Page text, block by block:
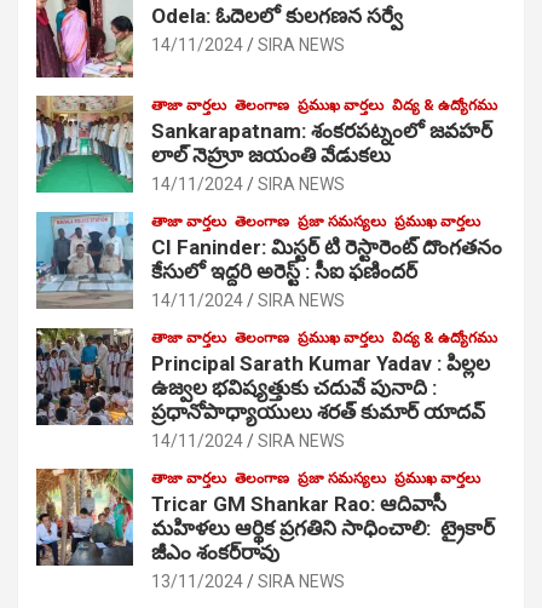
Odela: ఓదెలలో కులగణన సర్వే
14/11/2024 SIRA NEWS
తాజా వార్తలు తెలంగాణ ప్రముఖ వార్తలు విద్య & ఉద్యోగము
Sankarapatnam: శంకరపట్నంలో జవహర్
లాల్ నెహ్రూ జయంతి వేడుకలు
14/11/2024 SIRA NEWS
తాజా వార్తలు తెలంగాణ ప్రజా సమస్యలు ప్రముఖ వార్తలు
CI Faninder: మిస్టర్ టి రెస్టారెంట్ దొంగతనం
కేసులో ఇద్దరి అరెస్ట్ : సీఐ ఫణిందర్
14/11/2024 SIRA NEWS
తాజా వార్తలు తెలంగాణ ప్రముఖ వార్తలు విద్య & ఉద్యోగము
Principal Sarath Kumar Yadav : పిల్లల
ఉజ్వల భవిష్యత్తుకు చదువే పునాది :
ప్రధానోపాధ్యాయులు శరత్ కుమార్ యాదవ్
14/11/2024 SIRA NEWS
తాజా వార్తలు తెలంగాణ ప్రజా సమస్యలు ప్రముఖ వార్తలు
Tricar GM Shankar Rao: ఆదివాసీ
మహిళలు ఆర్థిక ప్రగతిని సాధించాలి: ట్రైకార్
జీఎం శంకర్‌రావు
13/11/2024 SIRA NEWS